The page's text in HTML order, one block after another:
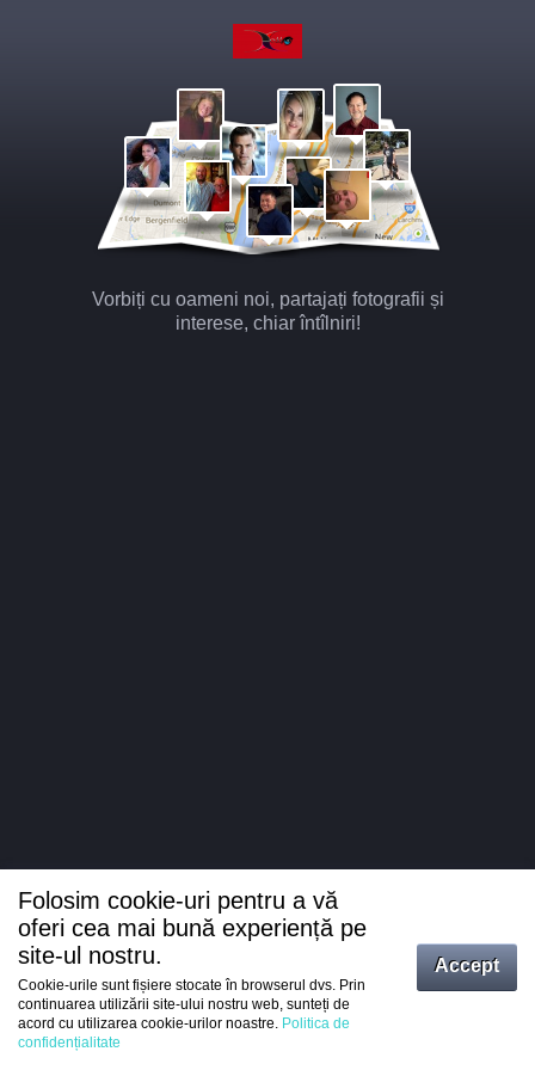
Vorbiți cu oameni noi, partajați fotografii și
interese, chiar întîlniri!
Intrați
Folosim cookie-uri pentru a vă
oferi cea mai bună experiență pe
site-ul nostru.
Cookie-urile sunt fișiere stocate în browserul dvs. Prin
continuarea utilizării site-ului nostru web, sunteți de
acord cu utilizarea cookie-urilor noastre. Politica de
confidențialitate
Accept